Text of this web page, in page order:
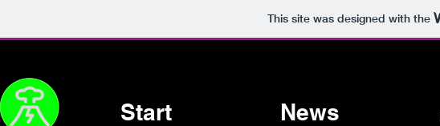
This site was designed with the
Start News